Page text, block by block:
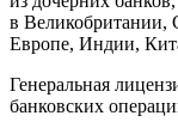
в
Европе, Индии,
Генеральная
банковских